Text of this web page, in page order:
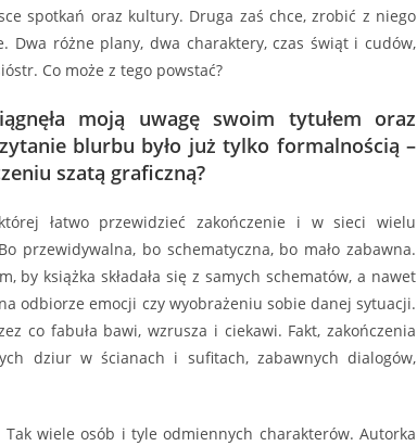
spotkań oraz kultury. Druga zaś chce, zrobić z niego
Dwa różne plany, dwa charaktery, czas świąt i cudów,
Co może z tego powstać?
moją uwagę swoim tytułem oraz
blurbu było już tylko formalnością –
szatą graficzną?
łatwo przewidzieć zakończenie i w sieci wielu
przewidywalna, bo schematyczna, bo mało zabawna.
by książka składała się z samych schematów, a nawet
odbiorze emocji czy wyobrażeniu sobie danej sytuacji.
co fabuła bawi, wzrusza i ciekawi. Fakt, zakończenia
dziur w ścianach i sufitach, zabawnych dialogów,
wiele osób i tyle odmiennych charakterów. Autorka